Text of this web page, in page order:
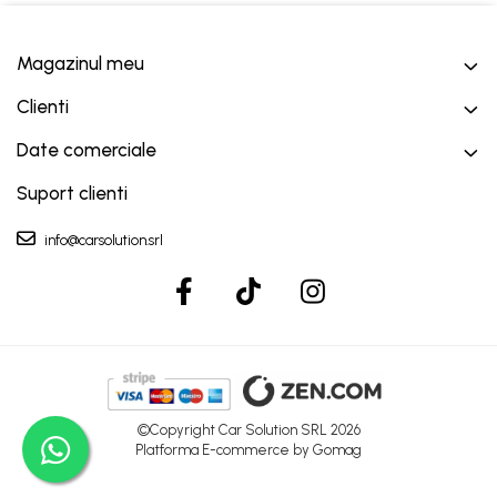
Magazinul meu
Clienti
Date comerciale
Suport clienti
info@carsolution.srl
©Copyright Car Solution SRL 2026
Platforma E-commerce by Gomag